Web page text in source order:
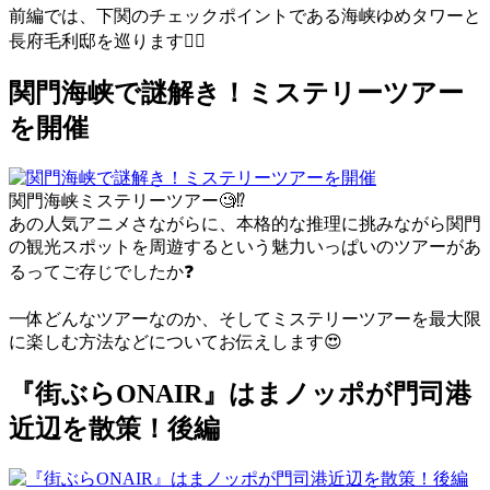
前編では、下関のチェックポイントである海峡ゆめタワーと
長府毛利邸を巡ります🚶‍♂️
関門海峡で謎解き！ミステリーツアー
を開催
関門海峡ミステリーツアー🧐⁉
あの人気アニメさながらに、本格的な推理に挑みながら関門
の観光スポットを周遊するという魅力いっぱいのツアーがあ
るってご存じでしたか❓
一体どんなツアーなのか、そしてミステリーツアーを最大限
に楽しむ方法などについてお伝えします😍
『街ぶらONAIR』はまノッポが門司港
近辺を散策！後編